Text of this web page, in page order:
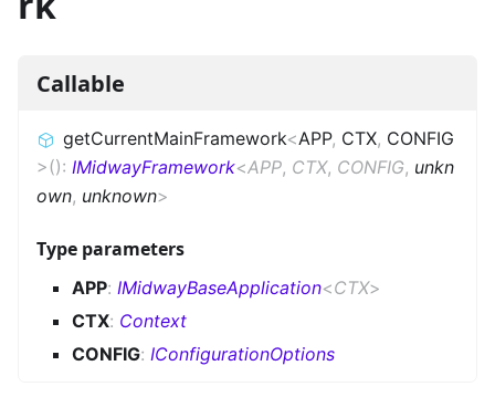
Callable
getCurrentMainFramework<APP, CTX, CONFIG
>(): IMidwayFramework<APP, CTX, CONFIG, unkn
own, unknown>
Type parameters
APP: IMidwayBaseApplication<CTX>
CTX: Context
CONFIG: IConfigurationOptions